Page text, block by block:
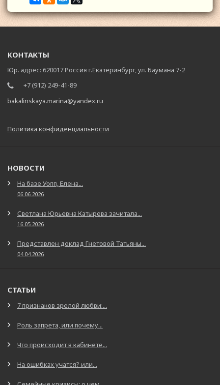
КОНТАКТЫ
Юр. адрес: 620017 Россия г.Екатеринбург, ул. Баумана 7-2
+7 (912) 249-41-89
bakalinskaya.marina@yandex.ru
Политика конфиденциальности
НОВОСТИ
На базе Уопп, Елена...
06.06.2026
Светлана Юрьевна Катырева зачитала...
16.05.2026
Представлен доклад Гнетовой Татьяны...
04.04.2026
СТАТЬИ
7 признаков зрелой любви:...
Роль запрета, или почему...
Что происходит в кабинете...
На ошибках учатся? или...